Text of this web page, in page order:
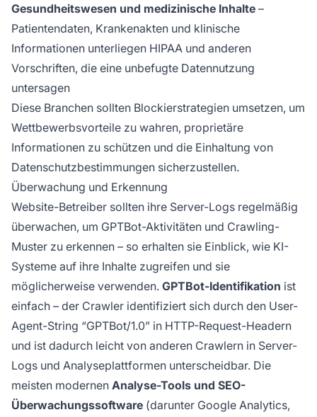
Gesundheitswesen und medizinische Inhalte –
Patientendaten, Krankenakten und klinische
Informationen unterliegen HIPAA und anderen
Vorschriften, die eine unbefugte Datennutzung
untersagen
Diese Branchen sollten Blockierstrategien umsetzen, um
Wettbewerbsvorteile zu wahren, proprietäre
Informationen zu schützen und die Einhaltung von
Datenschutzbestimmungen sicherzustellen.
Überwachung und Erkennung
Website-Betreiber sollten ihre Server-Logs regelmäßig
überwachen, um GPTBot-Aktivitäten und Crawling-
Muster zu erkennen – so erhalten sie Einblick, wie KI-
Systeme auf ihre Inhalte zugreifen und sie
möglicherweise verwenden. GPTBot-Identifikation ist
einfach – der Crawler identifiziert sich durch den User-
Agent-String “GPTBot/1.0” in HTTP-Request-Headern
und ist dadurch leicht von anderen Crawlern in Server-
Logs und Analyseplattformen unterscheidbar. Die
meisten modernen Analyse-Tools und SEO-
Überwachungssoftware (darunter Google Analytics,